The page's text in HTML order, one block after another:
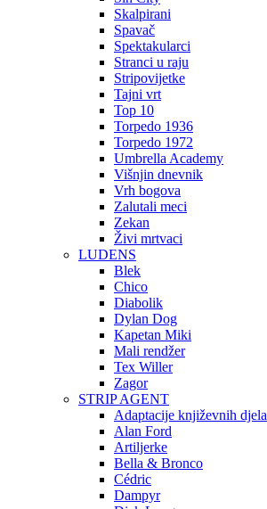
Skalpirani
Spavač
Spektakularci
Stranci u raju
Stripovijetke
Tajni vrt
Top 10
Torpedo 1936
Torpedo 1972
Umbrella Academy
Višnjin dnevnik
Vrh bogova
Zalutali meci
Zekan
Živi mrtvaci
LUDENS
Blek
Chico
Diabolik
Dylan Dog
Kapetan Miki
Mali rendžer
Tex Willer
Zagor
STRIP AGENT
Adaptacije književnih djela
Alan Ford
Artiljerke
Bella & Bronco
Cédric
Dampyr